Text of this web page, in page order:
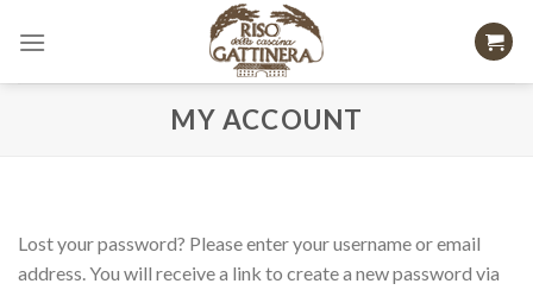
MY ACCOUNT
Lost your password? Please enter your username or email
address. You will receive a link to create a new password via